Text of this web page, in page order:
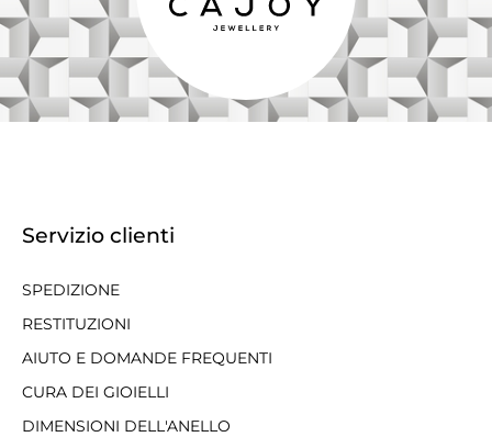
Servizio clienti
SPEDIZIONE
RESTITUZIONI
AIUTO E DOMANDE FREQUENTI
CURA DEI GIOIELLI
DIMENSIONI DELL'ANELLO